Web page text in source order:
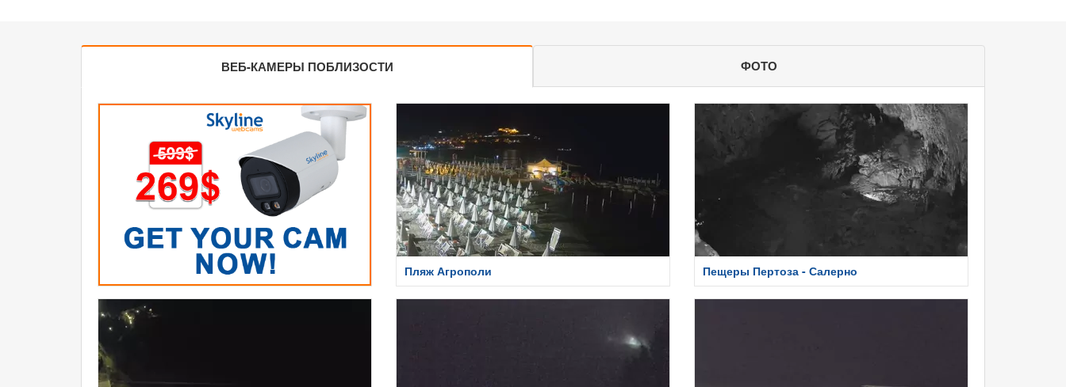
ВЕБ-КАМЕРЫ ПОБЛИЗОСТИ ФОТО
Пляж Агрополи Пещеры Пертоза - Салерно